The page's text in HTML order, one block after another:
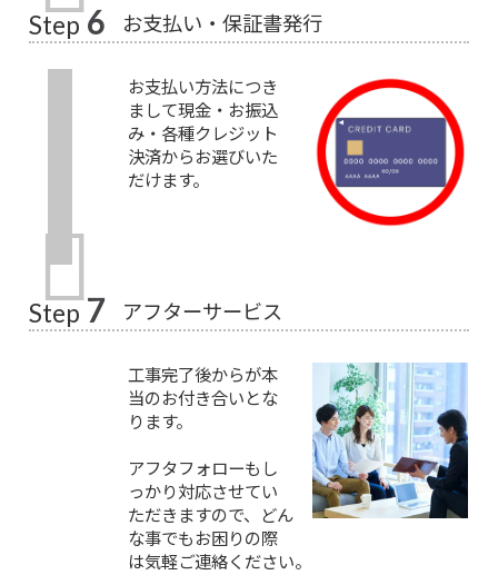
Step 6 お支払い・保証書発行
お支払い方法につき
まして現金・お振込
み・各種クレジット
決済からお選びいた
だけます。
Step 7 アフターサービス
工事完了後からが本
当のお付き合いとな
ります。
アフタフォローもし
っかり対応させてい
ただきますので、どん
な事でもお困りの際
は気軽ご連絡ください。